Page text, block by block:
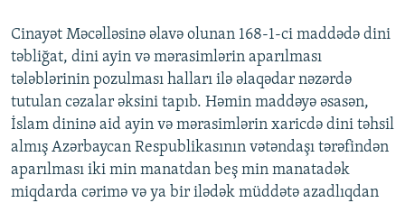
Cinayət Məcəlləsinə əlavə olunan 168-1-ci maddədə dini
təbliğat, dini ayin və mərasimlərin aparılması
tələblərinin pozulması halları ilə əlaqədar nəzərdə
tutulan cəzalar əksini tapıb. Həmin maddəyə əsasən,
İslam dininə aid ayin və mərasimlərin xaricdə dini təhsil
almış Azərbaycan Respublikasının vətəndaşı tərəfindən
aparılması iki min manatdan beş min manatadək
miqdarda cərimə və ya bir ilədək müddətə azadlıqdan